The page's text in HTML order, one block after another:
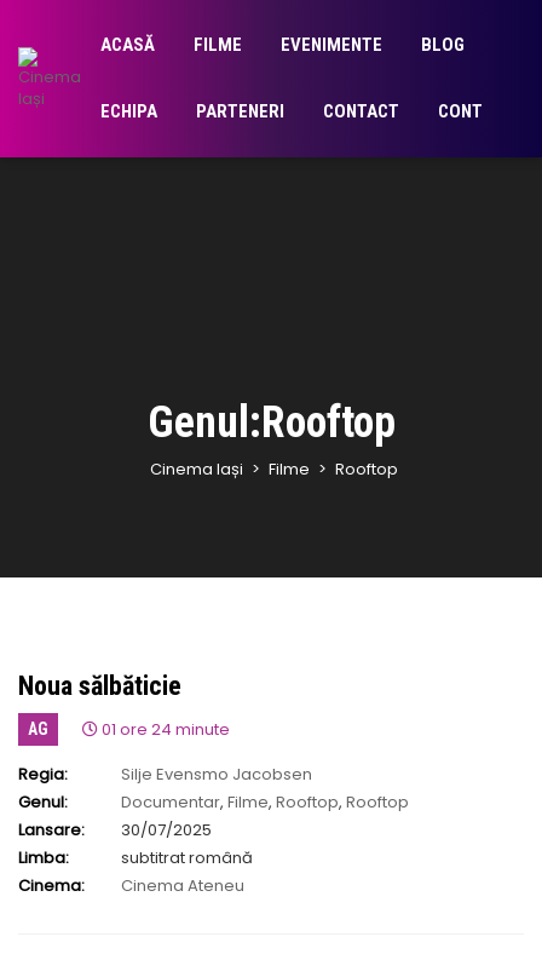
ACASĂ FILME EVENIMENTE BLOG
ECHIPA PARTENERI CONTACT CONT
Genul:Rooftop
Cinema Iași > Filme > Rooftop
Noua sălbăticie
AG
01 ore 24 minute
Regia:
Silje Evensmo Jacobsen
Genul:
Documentar, Filme, Rooftop, Rooftop
Lansare:
30/07/2025
Limba:
subtitrat română
Cinema:
Cinema Ateneu